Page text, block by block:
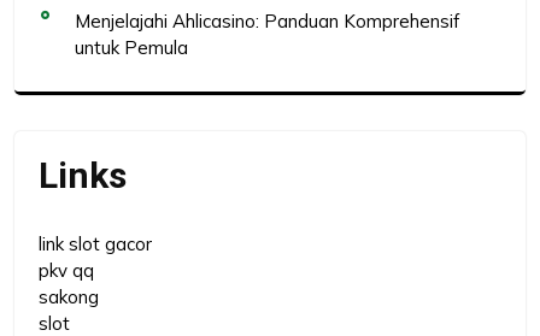
Menjelajahi Ahlicasino: Panduan Komprehensif
untuk Pemula
Links
link slot gacor
pkv qq
sakong
slot